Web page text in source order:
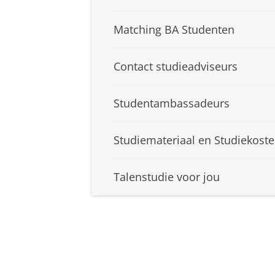
Matching BA Studenten
Contact studieadviseurs
Studentambassadeurs
Studiemateriaal en
Talenstudie voor jou